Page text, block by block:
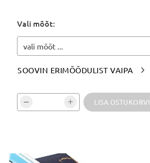
Märgi siia soovitud värvitoon(id):
Vali mõõt:
vali mõõt ...
SOOVIN ERIMÕÕDULIST VAIPA 
Vali kogus ja kinnita: LISA OSTUKORVI
Tooteinfo